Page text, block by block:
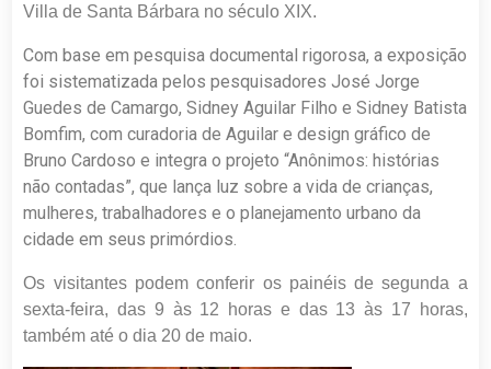
Villa de Santa Bárbara no século XIX.
Com base em pesquisa documental rigorosa, a exposição
foi sistematizada pelos pesquisadores José Jorge
Guedes de Camargo, Sidney Aguilar Filho e Sidney Batista
Bomfim, com curadoria de Aguilar e design gráfico de
Bruno Cardoso e integra o projeto “Anônimos: histórias
não contadas”, que lança luz sobre a vida de crianças,
mulheres, trabalhadores e o planejamento urbano da
cidade em seus primórdios.
Os visitantes podem conferir os painéis de segunda a
sexta-feira, das 9 às 12 horas e das 13 às 17 horas,
também até o dia 20 de maio.